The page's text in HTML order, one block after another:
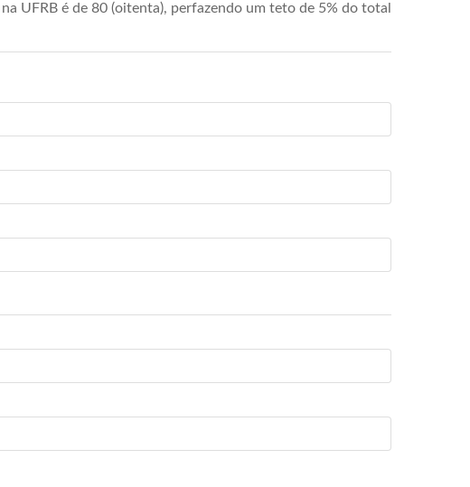
UFRB é de 80 (oitenta), perfazendo um teto de 5% do total